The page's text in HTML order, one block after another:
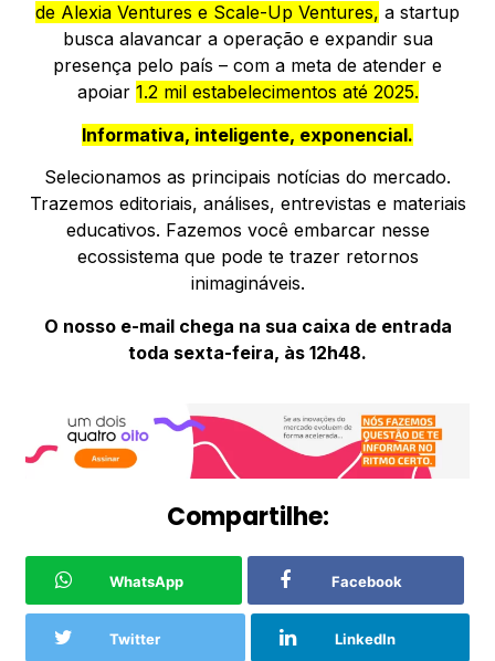
de Alexia Ventures e Scale-Up Ventures, a startup
busca alavancar a operação e expandir sua
presença pelo país – com a meta de atender e
apoiar 1.2 mil estabelecimentos até 2025.
Informativa, inteligente, exponencial.
Selecionamos as principais notícias do mercado.
Trazemos editoriais, análises, entrevistas e materiais
educativos. Fazemos você embarcar nesse
ecossistema que pode te trazer retornos
inimagináveis.
O nosso e-mail chega na sua caixa de entrada
toda sexta-feira, às 12h48.
Compartilhe:
WhatsApp Facebook
Twitter LinkedIn